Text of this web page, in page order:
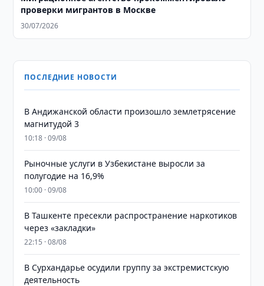
проверки мигрантов в Москве
30/07/2026
ПОСЛЕДНИЕ НОВОСТИ
В Андижанской области произошло землетрясение
магнитудой 3
10:18 · 09/08
Рыночные услуги в Узбекистане выросли за
полугодие на 16,9%
10:00 · 09/08
В Ташкенте пресекли распространение наркотиков
через «закладки»
22:15 · 08/08
В Сурхандарье осудили группу за экстремистскую
деятельность